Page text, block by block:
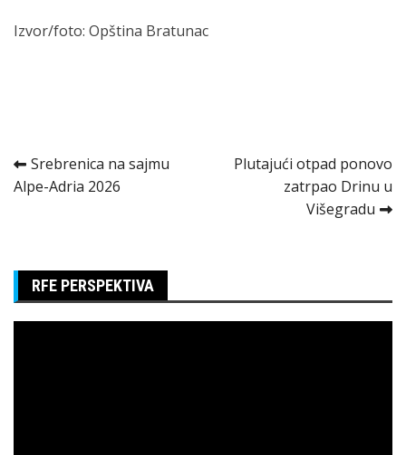
Izvor/foto: Opština Bratunac
Kretanje
članka
Srebrenica na sajmu
Alpe-Adria 2026
Plutajući otpad ponovo
zatrpao Drinu u
Višegradu
RFE PERSPEKTIVA